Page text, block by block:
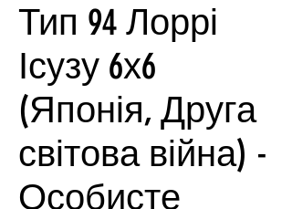
Тип 94 Лоррі
Ісузу 6х6
(Японія, Друга
світова війна) -
Особисте